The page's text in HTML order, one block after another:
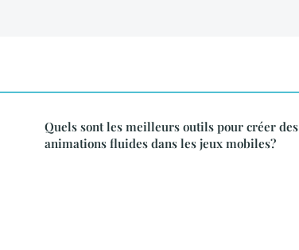
Quels sont les meilleurs outils pour créer des
animations fluides dans les jeux mobiles?